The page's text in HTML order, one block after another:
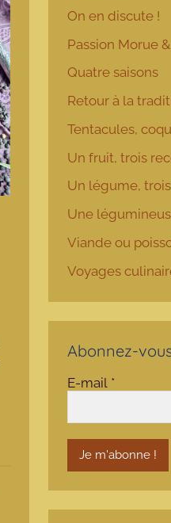
On en discute !
Passion Morue
Quatre saisons
Retour à la
Tentacules,
Un fruit, trois
Un légume,
Une
Viande ou
Voyages
Abonnez-
E-mail *